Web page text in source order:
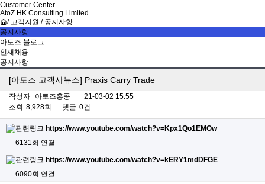
Customer Center
AtoZ HK Consulting Limited
/ 고객지원 / 공지사항
공지사항
아토즈 블로그
인재채용
공지사항
[아토즈 고객사뉴스] Praxis Carry Trade
작성자 아토즈홍콩
21-03-02 15:55
조회 8,928회 댓글 0건
https://www.youtube.com/watch?v=Kpx1Qo1EMOw
6131회 연결
https://www.youtube.com/watch?v=kERY1mdDFGE
6090회 연결